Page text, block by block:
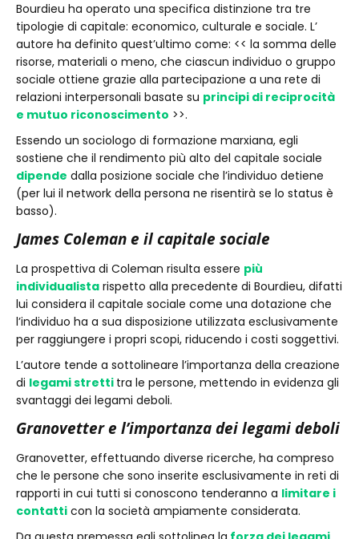
Bourdieu ha operato una specifica distinzione tra tre
tipologie di capitale: economico, culturale e sociale. L’
autore ha definito quest’ultimo come: << la somma delle
risorse, materiali o meno, che ciascun individuo o gruppo
sociale ottiene grazie alla partecipazione a una rete di
relazioni interpersonali basate su principi di reciprocità
e mutuo riconoscimento >>.
Essendo un sociologo di formazione marxiana, egli
sostiene che il rendimento più alto del capitale sociale
dipende dalla posizione sociale che l’individuo detiene
(per lui il network della persona ne risentirà se lo status è
basso).
James Coleman e il capitale sociale
La prospettiva di Coleman risulta essere più
individualista rispetto alla precedente di Bourdieu, difatti
lui considera il capitale sociale come una dotazione che
l’individuo ha a sua disposizione utilizzata esclusivamente
per raggiungere i propri scopi, riducendo i costi soggettivi.
L’autore tende a sottolineare l’importanza della creazione
di legami stretti tra le persone, mettendo in evidenza gli
svantaggi dei legami deboli.
Granovetter e l’importanza dei legami deboli
Granovetter, effettuando diverse ricerche, ha compreso
che le persone che sono inserite esclusivamente in reti di
rapporti in cui tutti si conoscono tenderanno a limitare i
contatti con la società ampiamente considerata.